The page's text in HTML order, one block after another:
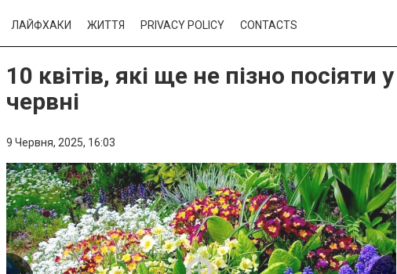
ЛАЙФХАКИ ЖИТТЯ PRIVACY POLICY CONTACTS
10 квітів, які ще не пізно посіяти у
червні
9 Червня, 2025, 16:03